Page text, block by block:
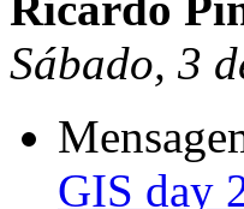
Sábado, 3
GIS day